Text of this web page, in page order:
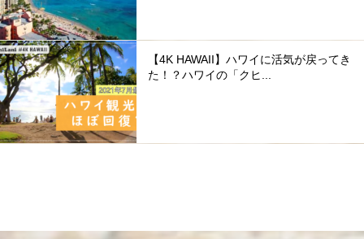
【4K HAWAII】ハワイに活気が戻ってき
た！？ハワイの「クヒ...